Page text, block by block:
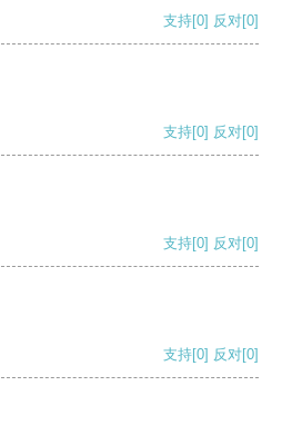
支持[0] 反对[0]
支持[0] 反对[0]
支持[0] 反对[0]
支持[0] 反对[0]